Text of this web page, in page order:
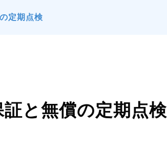
定期点検
と無償の定期点検